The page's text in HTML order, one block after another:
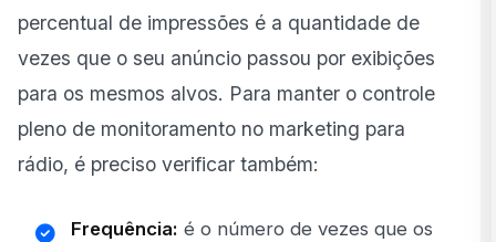
percentual de impressões é a quantidade de
vezes que o seu anúncio passou por exibições
para os mesmos alvos. Para manter o controle
pleno de monitoramento no marketing para
rádio, é preciso verificar também:
Frequência: é o número de vezes que os